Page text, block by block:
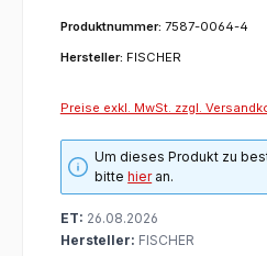
Produktnummer: 7587-0064-4
Hersteller: FISCHER
Preise exkl. MwSt. zzgl.
Um dieses Produkt zu
bittehieran.
ET: 26.08.2026
Hersteller: FISCHER